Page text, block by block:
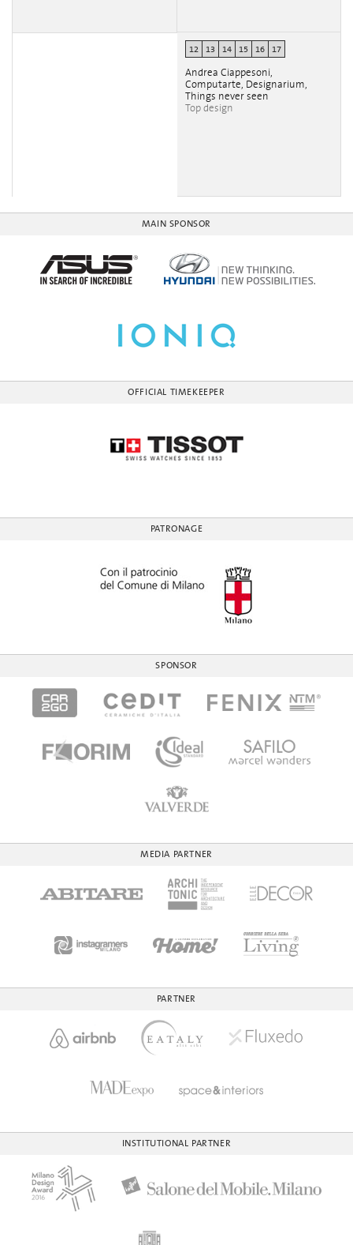
12 13 14 15 16 17
Andrea Ciappesoni,
Computarte, Designarium,
Things never seen
Top design
MAIN SPONSOR
OFFICIAL TIMEKEEPER
PATRONAGE
SPONSOR
MEDIA PARTNER
PARTNER
INSTITUTIONAL PARTNER